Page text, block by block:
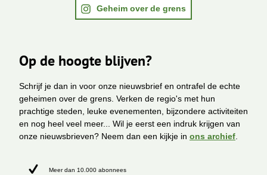
Geheim over de grens
Op de hoogte blijven?
Schrijf je dan in voor onze nieuwsbrief en ontrafel de echte
geheimen over de grens. Verken de regio's met hun
prachtige steden, leuke evenementen, bijzondere activiteiten
en nog heel veel meer... Wil je eerst een indruk krijgen van
onze nieuwsbrieven? Neem dan een kijkje in ons archief
Meer dan 10.000 abonnees